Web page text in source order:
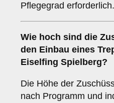
Pflegegrad erforderlich.
Wie hoch sind die
den Einbau eines
Eiselfing Spielberg?
Die Höhe der
nach Programm und